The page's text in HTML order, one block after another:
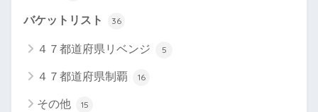
バケットリスト 36
４７都道府県リベンジ 5
４７都道府県制覇 16
その他 15